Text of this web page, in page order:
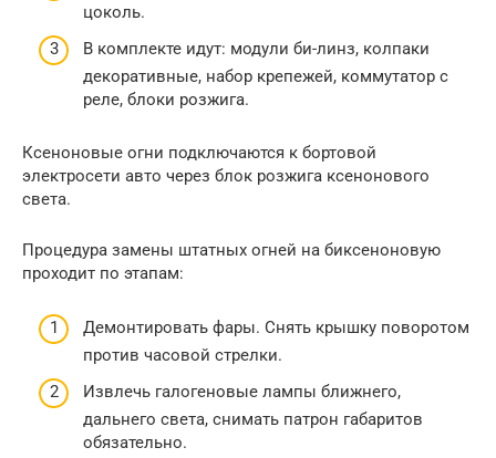
цоколь.
В комплекте идут: модули би-линз, колпаки
декоративные, набор крепежей, коммутатор с
реле, блоки розжига.
Ксеноновые огни подключаются к бортовой
электросети авто через блок розжига ксенонового
света.
Процедура замены штатных огней на биксеноновую
проходит по этапам:
Демонтировать фары. Снять крышку поворотом
против часовой стрелки.
Извлечь галогеновые лампы ближнего,
дальнего света, снимать патрон габаритов
обязательно.